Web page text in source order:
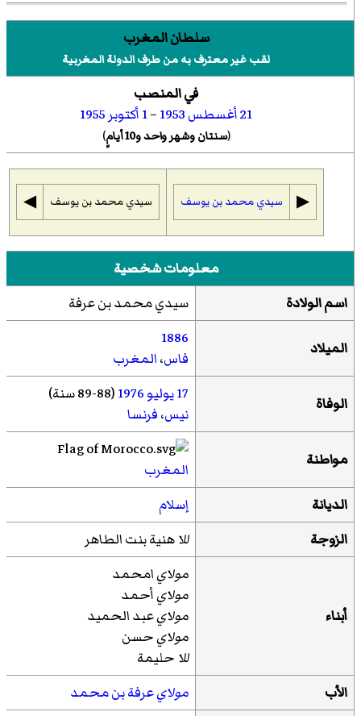
سلطان المغرب
لقب غير معترف به من طرف الدولة المغربية
في المنصب
21أغسطس1953
–
1أكتوبر 1955
(سنتان وشهر واحد و10 أيامٍ )
▶︎ سيدي محمد بن يوسف سيدي محمد بن يوسف ◀︎
معلومات شخصية
اسم الولادة
سيدي محمد بن عرفة
الميلاد
1886
فاس،المغرب
الوفاة 17يوليو1976(88-89 سنة)
نيس،فرنسا
مواطنة
المغرب
الديانة
إسلام
الزوجة
للاهنية بنت الطاهر
أبناء
مولايامحمد
مولايأحمد
مولايعبد الحميد
مولايحسن
للا حليمة
الأب
مولايعرفة بن محمد